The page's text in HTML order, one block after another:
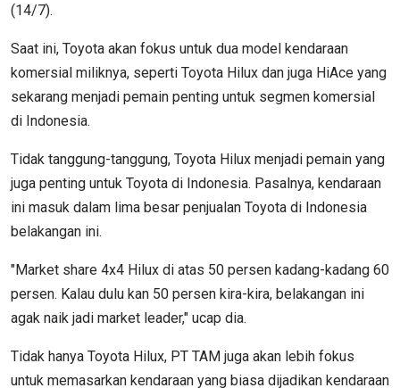
(14/7).
Saat ini, Toyota akan fokus untuk dua model kendaraan
komersial miliknya, seperti Toyota Hilux dan juga HiAce yang
sekarang menjadi pemain penting untuk segmen komersial
di Indonesia.
Tidak tanggung-tanggung, Toyota Hilux menjadi pemain yang
juga penting untuk Toyota di Indonesia. Pasalnya, kendaraan
ini masuk dalam lima besar penjualan Toyota di Indonesia
belakangan ini.
"Market share 4x4 Hilux di atas 50 persen kadang-kadang 60
persen. Kalau dulu kan 50 persen kira-kira, belakangan ini
agak naik jadi market leader," ucap dia.
Tidak hanya Toyota Hilux, PT TAM juga akan lebih fokus
untuk memasarkan kendaraan yang biasa dijadikan kendaraan